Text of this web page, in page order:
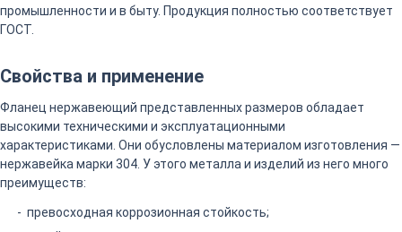
промышленности и в быту. Продукция полностью соответствует
ГОСТ.
Свойства и применение
Фланец нержавеющий представленных размеров обладает
высокими техническими и эксплуатационными
характеристиками. Они обусловлены материалом изготовления —
нержавейка марки 304. У этого металла и изделий из него много
преимуществ:
превосходная коррозионная стойкость;